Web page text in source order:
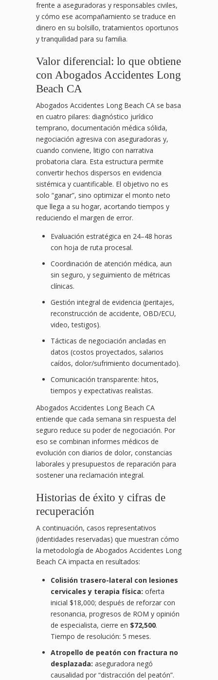
frente a aseguradoras y responsables civiles,
y cómo ese acompañamiento se traduce en
dinero en su bolsillo, tratamientos oportunos
y tranquilidad para su familia.
Valor diferencial: lo que obtiene
con Abogados Accidentes Long
Beach CA
Abogados Accidentes Long Beach CA se basa
en cuatro pilares: diagnóstico jurídico
temprano, documentación médica sólida,
negociación agresiva con aseguradoras y,
cuando conviene, litigio con narrativa
probatoria clara. Esta estructura permite
convertir hechos dispersos en evidencia
sistémica y cuantificable. El objetivo no es
solo “ganar”, sino optimizar el monto neto
que llega a su hogar, acortando tiempos y
reduciendo el margen de error.
Evaluación estratégica en 24–48 horas
con hoja de ruta procesal.
Coordinación de atención médica, aun
sin seguro, y seguimiento de métricas
clínicas.
Gestión integral de evidencia (peritajes,
reconstrucción de accidente, OBD/ECU,
video, testigos).
Tácticas de negociación ancladas en
datos (costos proyectados, salarios
caídos, dolor/sufrimiento documentado).
Comunicación transparente: hitos,
tiempos y expectativas realistas.
Abogados Accidentes Long Beach CA
entiende que cada semana sin respuesta del
seguro reduce su poder de negociación. Por
eso se combinan informes médicos de
evolución con diarios de dolor, constancias
laborales y presupuestos de reparación para
sostener una reclamación integral.
Historias de éxito y cifras de
recuperación
A continuación, casos representativos
(identidades reservadas) que muestran cómo
la metodología de Abogados Accidentes Long
Beach CA impacta en resultados:
Colisión trasero-lateral con lesiones
cervicales y terapia física: oferta
inicial $18,000; después de reforzar con
resonancia, progresos de ROM y opinión
de especialista, cierre en $72,500.
Tiempo de resolución: 5 meses.
Atropello de peatón con fractura no
desplazada: aseguradora negó
causalidad por “distracción del peatón”.